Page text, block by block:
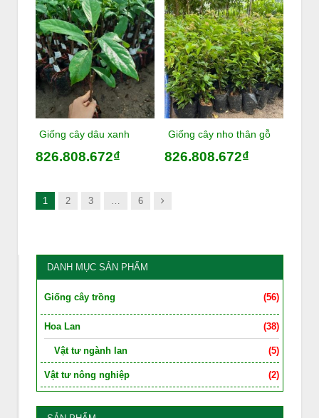
Giống cây dâu xanh
826.808.672₫
Giống cây nho thân gỗ
826.808.672₫
1 2 3 … 6 Next
DANH MỤC SẢN PHẨM
Giống cây trồng (56)
Hoa Lan (38)
Vật tư ngành lan (5)
Vật tư nông nghiệp (2)